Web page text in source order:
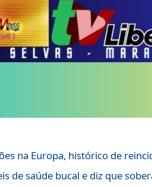
na Europa, histórico de
de saúde bucal e diz que